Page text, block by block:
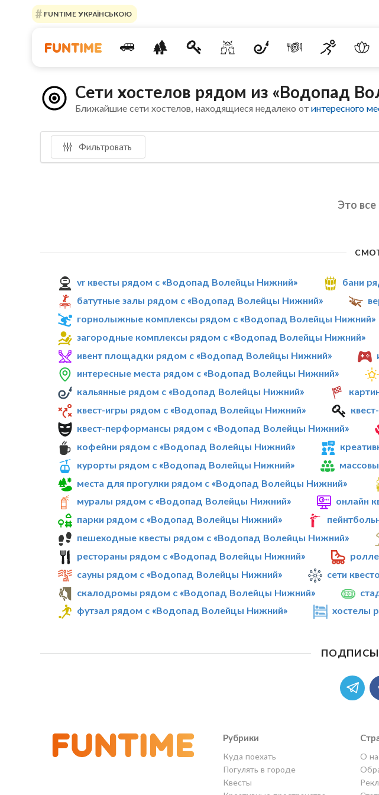
FUNTIME УКРАЇНСЬКОЮ
Сети хостелов рядом из «Водопад
Ближайшие сети хостелов, находящиеся недалеко отинтересного
Фильтровать
Это
vr квесты рядом с «Водопад Волейцы Нижний»
бани
батутные залы рядом с «Водопад Волейцы Нижний»
горнолыжные комплексы рядом с «Водопад Волейцы Нижний»
загородные комплексы рядом с «Водопад Волейцы Нижний»
ивент площадки рядом с «Водопад Волейцы Нижний»
интересные места рядом с «Водопад Волейцы Нижний»
кальянные рядом с «Водопад Волейцы Нижний»
квест-игры рядом с «Водопад Волейцы Нижний»
квест-перформансы рядом с «Водопад Волейцы Нижний»
кофейни рядом с «Водопад Волейцы Нижний»
курорты рядом с «Водопад Волейцы Нижний»
места для прогулки рядом с «Водопад Волейцы Нижний»
муралы рядом с «Водопад Волейцы Нижний»
онлайн
парки рядом с «Водопад Волейцы Нижний»
пешеходные квесты рядом с «Водопад Волейцы Нижний»
рестораны рядом с «Водопад Волейцы Нижний»
сауны рядом с «Водопад Волейцы Нижний»
сети
скалодромы рядом с «Водопад Волейцы Нижний»
футзал рядом с «Водопад Волейцы Нижний»
хостелы
Рубрики
Куда поехать
Погулять в городе
Квесты
О